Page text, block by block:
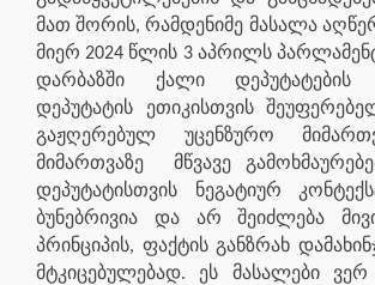
მათ შორის, რამდენიმე მასალა
მიერ 2024 წლის 3 აპრილს
დარბაზში ქალი დეპუტატების
დეპუტატის ეთიკისთვის
გაჟღერებულ უცენზურო
მიმართვაზე
მწვავე
დეპუტატისთვის ნეგატიურ
ბუნებრივია და არ შეიძლება
პრინციპის, ფაქტის განზრახ
მტკიცებულებად. ეს მასალები ვერ